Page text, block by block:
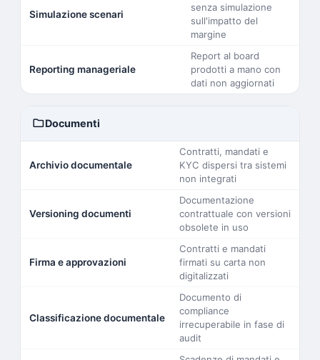
Simulazione scenari
senza simulazione
sull'impatto del
margine
Reporting manageriale
Report al board
prodotti a mano con
dati non aggiornati
folderDocumenti
Archivio documentale
Contratti, mandati e
KYC dispersi tra sistemi
non integrati
Versioning documenti
Documentazione
contrattuale con versioni
obsolete in uso
Firma e approvazioni
Contratti e mandati
firmati su carta non
digitalizzati
Classificazione documentale
Documento di
compliance
irrecuperabile in fase di
audit